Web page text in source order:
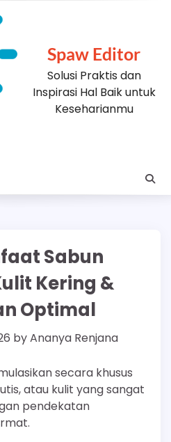
Spaw Editor
Solusi Praktis dan
Inspirasi Hal Baik untuk
Keseharianmu
Sabun
Kering &
Optimal
byAnanya Renjana
secara khusus
atau kulit yang sangat
pendekatan